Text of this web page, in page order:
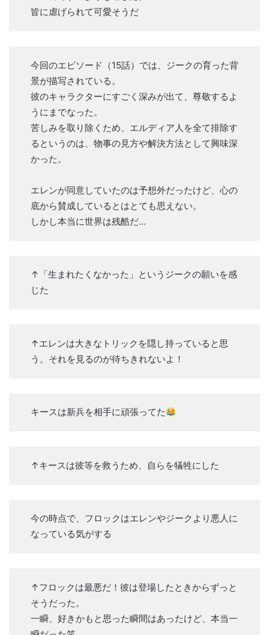
皆に虐げられて可愛そうだ
今回のエピソード（15話）では、ジークの育った背
景が描写されている。
彼のキャラクターにすごく深みが出て、尊敬するよ
うにまでなった。
苦しみを取り除くため、エルディア人を全て排除す
るというのは、物事の見方や解決方法として興味深
かった。
エレンが同意していたのは予想外だったけど、心の
底から賛成しているとはとても思えない。
しかし本当に世界は残酷だ…
↑「生まれたくなかった」というジークの願いを感
じた
↑エレンは大きなトリックを隠し持っていると思
う。それを見るのが待ちきれないよ！
キースは新兵を相手に頑張ってた
↑キースは彼等を救うため、自らを犠牲にした
今の時点で、フロックはエレンやジークより悪人に
なっている気がする
↑フロックは最悪だ！彼は登場したときからずっと
そうだった。
一瞬、好きかもと思った瞬間はあったけど、本当一